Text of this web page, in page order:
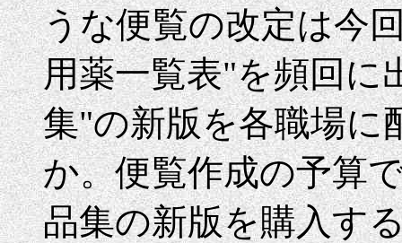
うな便覧の改定は今
用薬一覧表"を頻回に
集"の新版を各職場に
か。便覧作成の予算
品集の新版を購入す